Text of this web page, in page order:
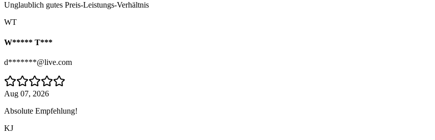
Unglaublich gutes Preis-Leistungs-Verhältnis
WT
W***** T***
d*******@live.com
Aug 07, 2026
Absolute Empfehlung!
KJ